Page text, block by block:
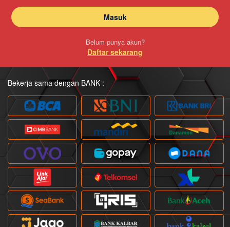
Belum punya akun?
Daftar sekarang
Bekerja sama dengan BANK :